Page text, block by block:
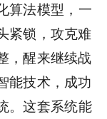
算法模型，一
紧锁，攻克难
，醒来继续战
能技术，成功
。这套系统能